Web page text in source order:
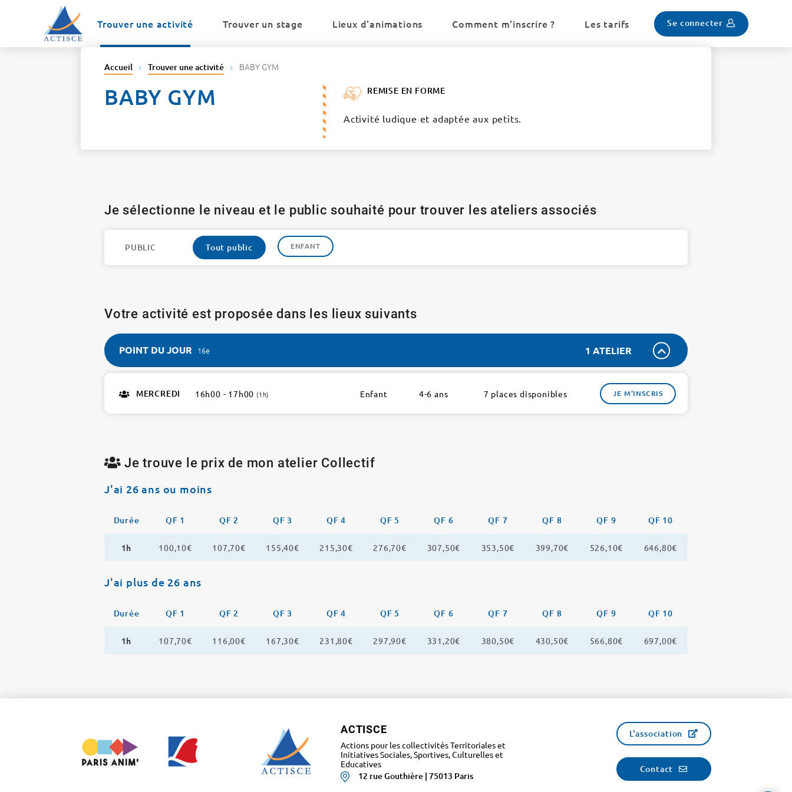
Trouver une activité
Trouver un stage Lieux d'animations Comment m'inscrire ? Les tarifs Se connecter
Accueil Trouver une activité BABY GYM
BABY GYM REMISE EN FORME
Activité ludique et adaptée aux petits.
Je sélectionne le niveau et le public souhaité pour trouver les ateliers associés
PUBLIC Tout public ENFANT
Votre activité est proposée dans les lieux suivants
POINT DU JOUR 16e 1 ATELIER
DU
16e
MERCREDI 16h00 - 17h00 (1h) Enfant 4-6 ans 7 places disponibles JE M'INSCRIS
Je trouve le prix de mon atelier Collectif
J'ai 26 ans ou moins
Durée QF 1 QF 2 QF 3 QF 4 QF 5 QF 6 QF 7 QF 8 QF 9 QF 10
1h 100,10€ 107,70€ 155,40€ 215,30€ 276,70€ 307,50€ 353,50€ 399,70€ 526,10€ 646,80€
J'ai plus de 26 ans
Durée QF 1 QF 2 QF 3 QF 4 QF 5 QF 6 QF 7 QF 8 QF 9 QF 10
1h 107,70€ 116,00€ 167,30€ 231,80€ 297,90€ 331,20€ 380,50€ 430,50€ 566,80€ 697,00€
ACTISCE
Actions pour les collectivités Territoriales et
Initiatives Sociales, Sportives, Culturelles et
Educatives
12 rue Gouthière | 75013 Paris
L'association
Contact